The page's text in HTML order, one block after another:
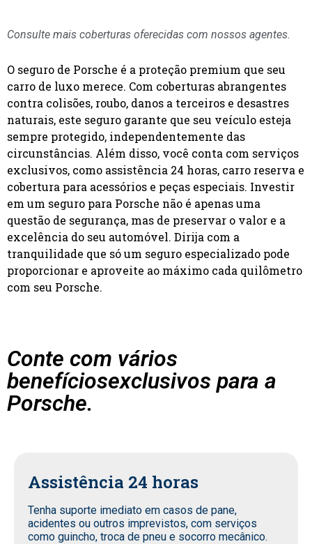
Consulte mais coberturas oferecidas com nossos agentes.
O seguro de Porsche é a proteção premium que seu
carro de luxo merece. Com coberturas abrangentes
contra colisões, roubo, danos a terceiros e desastres
naturais, este seguro garante que seu veículo esteja
sempre protegido, independentemente das
circunstâncias. Além disso, você conta com serviços
exclusivos, como assistência 24 horas, carro reserva e
cobertura para acessórios e peças especiais. Investir
em um seguro para Porsche não é apenas uma
questão de segurança, mas de preservar o valor e a
excelência do seu automóvel. Dirija com a
tranquilidade que só um seguro especializado pode
proporcionar e aproveite ao máximo cada quilômetro
com seu Porsche.
Conte com vários
benefíciosexclusivos para a
Porsche.
Assistência 24 horas
Tenha suporte imediato em casos de pane,
acidentes ou outros imprevistos, com serviços
como guincho, troca de pneu e socorro mecânico.